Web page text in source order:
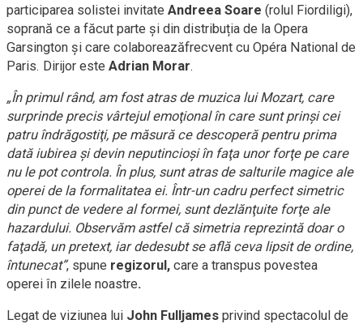
participarea solistei invitate Andreea Soare (rolul Fiordiligi),
soprană ce a făcut parte și din distribuția de la Opera
Garsington și care colaboreazăfrecvent cu Opéra National de
Paris. Dirijor este Adrian Morar.
„În primul rând, am fost atras de muzica lui Mozart, care
surprinde precis vârtejul emoţional în care sunt prinşi cei
patru îndrăgostiţi, pe măsură ce descoperă pentru prima
dată iubirea şi devin neputincioşi în faţa unor forţe pe care
nu le pot controla. În plus, sunt atras de salturile magice ale
operei de la formalitatea ei. Într-un cadru perfect simetric
din punct de vedere al formei, sunt dezlănţuite forţe ale
hazardului. Observăm astfel că simetria reprezintă doar o
faţadă, un pretext, iar dedesubt se află ceva lipsit de ordine,
întunecat”, spune regizorul, care a transpus povestea
operei în zilele noastre.
Legat de viziunea lui John Fulljames privind spectacolul de